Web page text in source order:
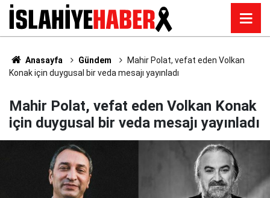
Anasayfa Gündem
Mahir Polat, vefat eden Volkan
Konak için duygusal bir veda mesajı yayınladı
Mahir Polat, vefat eden Volkan Konak
için duygusal bir veda mesajı yayınladı